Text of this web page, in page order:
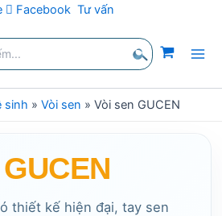
Facebook Tư vấn
sinh » Vòi sen » Vòi sen GUCEN
thiết kế hiện đại, tay sen